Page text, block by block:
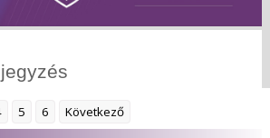
5 6 Következő